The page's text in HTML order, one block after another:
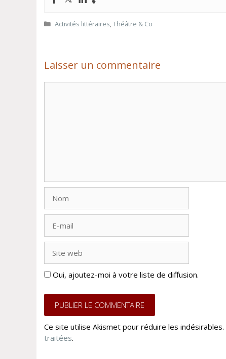
Catégories
Activités littéraires Théâtre & Co
Laisser un commentaire
mail
web
Oui, ajoutez-moi à votre liste de diffusion.
Ce site utilise Akismet pour réduire les indésirables.
traitées.